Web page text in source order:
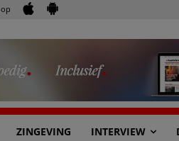
ZINGEVING INTERVIEW